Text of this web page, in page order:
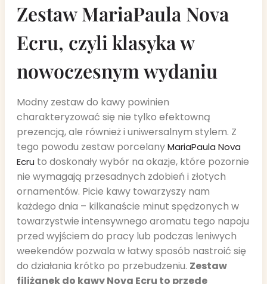
Zestaw MariaPaula Nova
Ecru, czyli klasyka w
nowoczesnym wydaniu
Modny zestaw do kawy powinien
charakteryzować się nie tylko efektowną
prezencją, ale również i uniwersalnym stylem. Z
tego powodu zestaw porcelanyMariaPaula Nova
Ecru to doskonały wybór na okazje, które pozornie
nie wymagają przesadnych zdobień i złotych
ornamentów. Picie kawy towarzyszy nam
każdego dnia – kilkanaście minut spędzonych w
towarzystwie intensywnego aromatu tego napoju
przed wyjściem do pracy lub podczas leniwych
weekendów pozwala w łatwy sposób nastroić się
do działania krótko po przebudzeniu. Zestaw
filiżanek do kawy Nova Ecru to przede